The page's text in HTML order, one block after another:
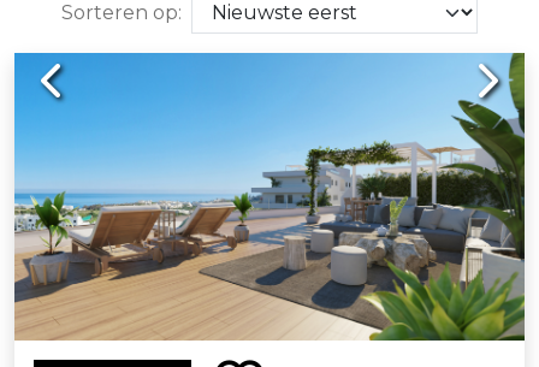
Sorteren op:
Previous Next